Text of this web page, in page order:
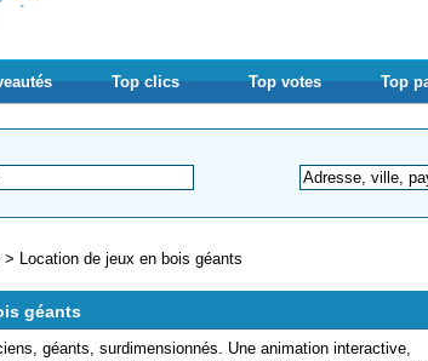
Top clics Top votes Top
> Location de jeux en bois géants
géants
géants, surdimensionnés. Une animation interactive,